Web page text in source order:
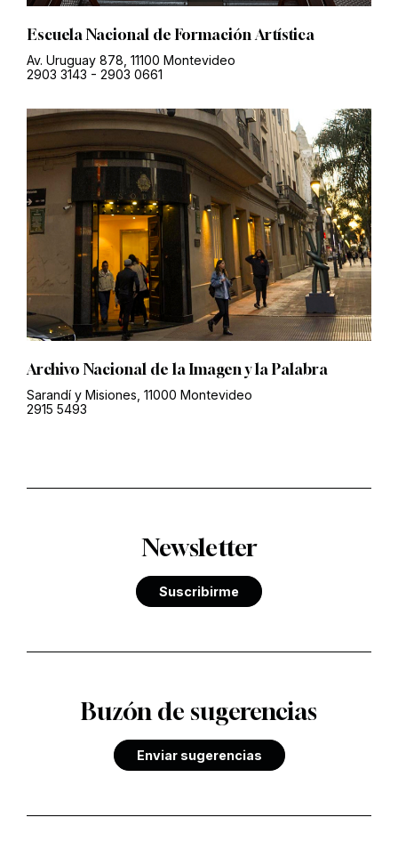
Escuela Nacional de Formación Artística
Av. Uruguay 878, 11100 Montevideo
2903 3143 - 2903 0661
Archivo Nacional de la Imagen y la Palabra
Sarandí y Misiones, 11000 Montevideo
2915 5493
Newsletter
Suscribirme
Buzón de sugerencias
Enviar sugerencias